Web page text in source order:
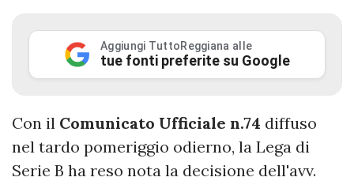
Aggiungi TuttoReggiana alle
tue fonti preferite su Google
Con il Comunicato Ufficiale n.74 diffuso
nel tardo pomeriggio odierno, la Lega di
Serie B ha reso nota la decisione dell'avv.